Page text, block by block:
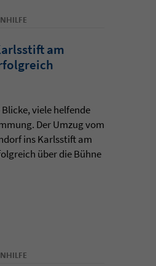
am
viele helfende
Der Umzug vom
ins Karlsstift am
über die Bühne